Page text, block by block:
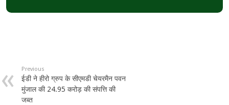
Previous
ईडी ने हीरो ग्रुप के सीएमडी चेयरमैन पवन
मुंजाल की 24.95 करोड़ की संपत्ति की
जब्त